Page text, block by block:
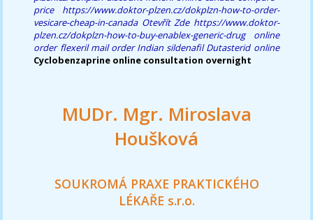
price
https://www.doktor-plzen.cz/dokplzn-how-to-order-
vesicare-cheap-in-canada Otevřít Zde https://www.doktor-
plzen.cz/dokplzn-how-to-buy-enablex-generic-drug
online
order flexeril mail order Indian sildenafil Dutasterid online
Cyclobenzaprine online consultation overnight
MUDr. Mgr. Miroslava
Houšková
SOUKROMÁ PRAXE PRAKTICKÉHO
LÉKAŘE s.r.o.